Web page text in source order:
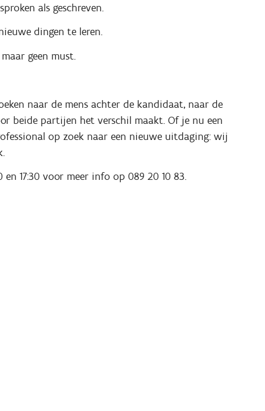
als geschreven.
dingen te leren.
geen must.
naar de mens achter de kandidaat, naar de
beide partijen het verschil maakt. Of je nu een
op zoek naar een nieuwe uitdaging: wij
17:30 voor meer info op 089 20 10 83.